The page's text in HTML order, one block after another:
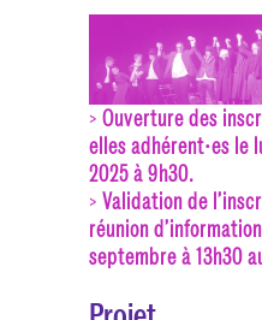
> Ouverture des
elles adhérent⸱es le
2025 à 9h30.
> Validation de
réunion
septembre à 13h30